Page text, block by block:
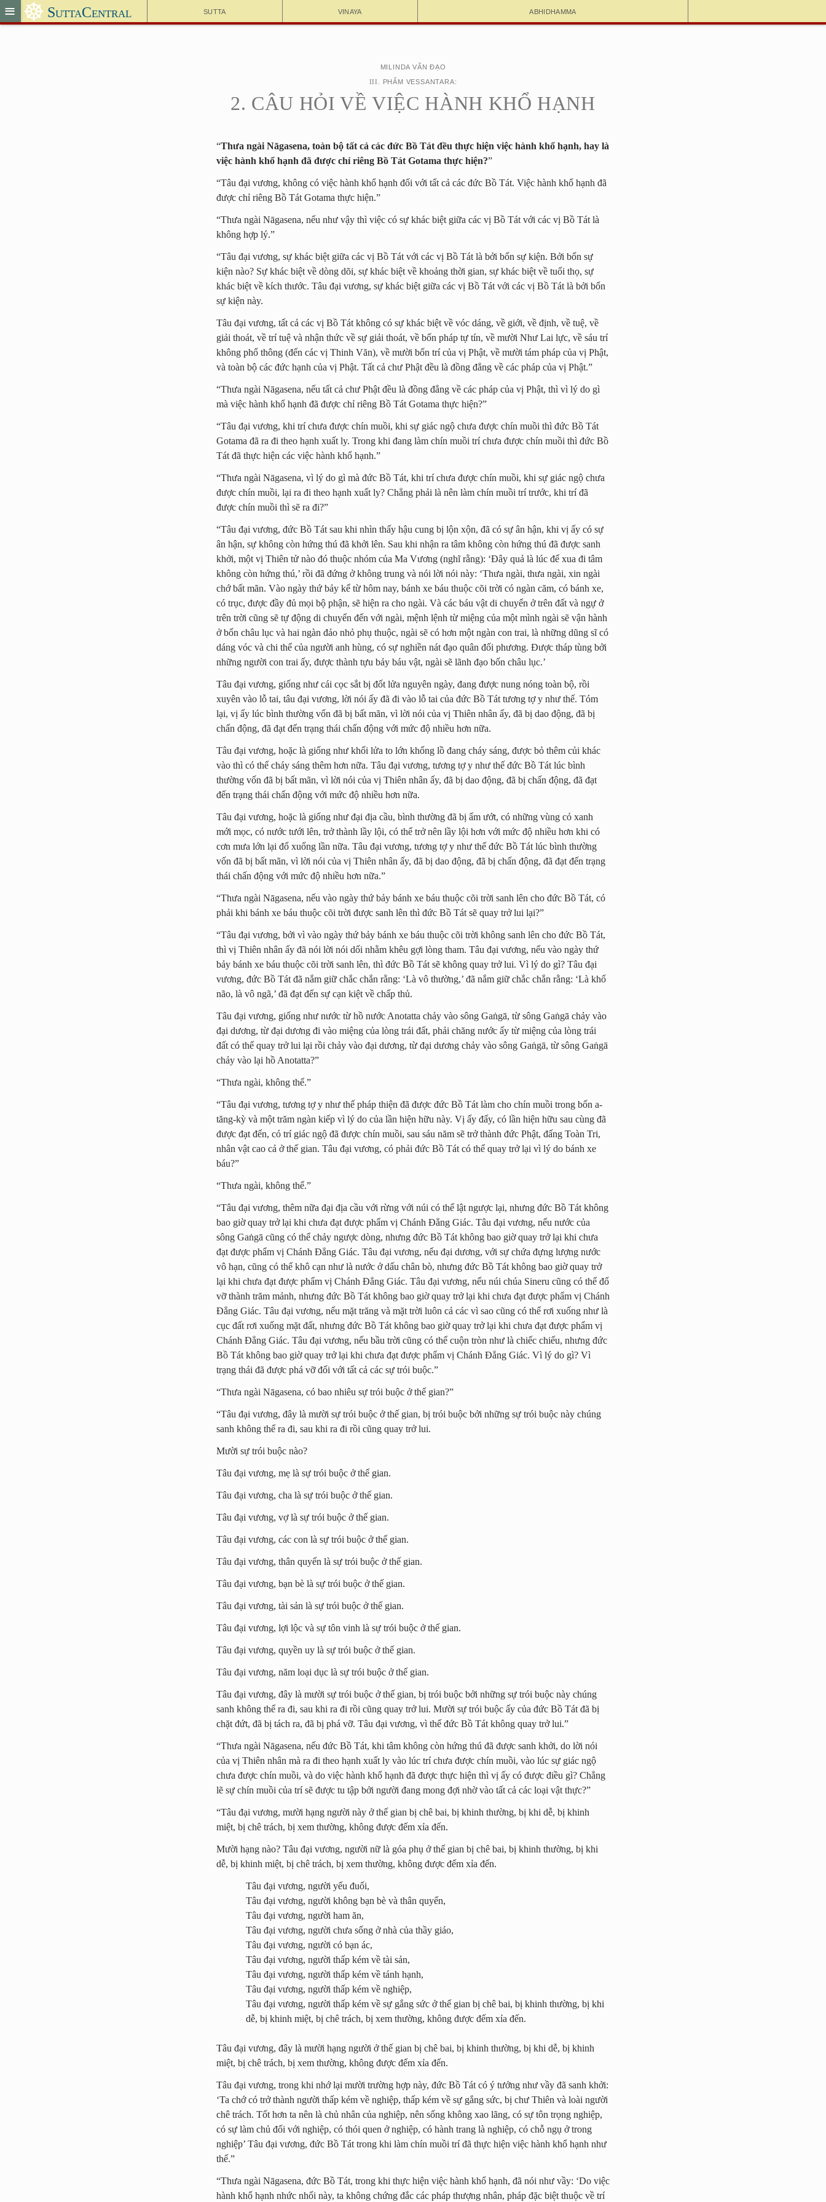
Sutta Vinaya Abhidhamma
≡ ☸ SuttaCentral
MILINDA VẤN ĐẠO
III
. PHẨM VESSANTARA:
2. CÂU HỎI VỀ VIỆC HÀNH KHỔ HẠNH
“Thưa ngài Nāgasena, toàn bộ tất cả các đức Bồ Tát đều thực hiện việc hành khổ hạnh, hay là
việc hành khổ hạnh đã được chỉ riêng Bồ Tát Gotama thực hiện?”
“Tâu đại vương, không có việc hành khổ hạnh đối với tất cả các đức Bồ Tát. Việc hành khổ hạnh đã
được chỉ riêng Bồ Tát Gotama thực hiện.”
“Thưa ngài Nāgasena, nếu như vậy thì việc có sự khác biệt giữa các vị Bồ Tát với các vị Bồ Tát là
không hợp lý.”
“Tâu đại vương, sự khác biệt giữa các vị Bồ Tát với các vị Bồ Tát là bởi bốn sự kiện. Bởi bốn sự
kiện nào? Sự khác biệt về dòng dõi, sự khác biệt về khoảng thời gian, sự khác biệt về tuổi thọ, sự
khác biệt về kích thước. Tâu đại vương, sự khác biệt giữa các vị Bồ Tát với các vị Bồ Tát là bởi bốn
sự kiện này.
Tâu đại vương, tất cả các vị Bồ Tát không có sự khác biệt về vóc dáng, về giới, về định, về tuệ, về
giải thoát, về trí tuệ và nhận thức về sự giải thoát, về bốn pháp tự tín, về mười Như Lai lực, về sáu trí
không phổ thông (đến các vị Thinh Văn), về mười bốn trí của vị Phật, về mười tám pháp của vị Phật,
và toàn bộ các đức hạnh của vị Phật. Tất cả chư Phật đều là đồng đẳng về các pháp của vị Phật.”
“Thưa ngài Nāgasena, nếu tất cả chư Phật đều là đồng đẳng về các pháp của vị Phật, thì vì lý do gì
mà việc hành khổ hạnh đã được chỉ riêng Bồ Tát Gotama thực hiện?”
“Tâu đại vương, khi trí chưa được chín muồi, khi sự giác ngộ chưa được chín muồi thì đức Bồ Tát
Gotama đã ra đi theo hạnh xuất ly. Trong khi đang làm chín muồi trí chưa được chín muồi thì đức Bồ
Tát đã thực hiện các việc hành khổ hạnh.”
“Thưa ngài Nāgasena, vì lý do gì mà đức Bồ Tát, khi trí chưa được chín muồi, khi sự giác ngộ chưa
được chín muồi, lại ra đi theo hạnh xuất ly? Chẳng phải là nên làm chín muồi trí trước, khi trí đã
được chín muồi thì sẽ ra đi?”
“Tâu đại vương, đức Bồ Tát sau khi nhìn thấy hậu cung bị lộn xộn, đã có sự ân hận, khi vị ấy có sự
ân hận, sự không còn hứng thú đã khởi lên. Sau khi nhận ra tâm không còn hứng thú đã được sanh
khởi, một vị Thiên tử nào đó thuộc nhóm của Ma Vương (nghĩ rằng): ‘Đây quả là lúc để xua đi tâm
không còn hứng thú,’ rồi đã đứng ở không trung và nói lời nói này: ‘Thưa ngài, thưa ngài, xin ngài
chớ bất mãn. Vào ngày thứ bảy kể từ hôm nay, bánh xe báu thuộc cõi trời có ngàn căm, có bánh xe,
có trục, được đầy đủ mọi bộ phận, sẽ hiện ra cho ngài. Và các báu vật di chuyển ở trên đất và ngự ở
trên trời cũng sẽ tự động di chuyển đến với ngài, mệnh lệnh từ miệng của một mình ngài sẽ vận hành
ở bốn châu lục và hai ngàn đảo nhỏ phụ thuộc, ngài sẽ có hơn một ngàn con trai, là những dũng sĩ có
dáng vóc và chi thể của người anh hùng, có sự nghiền nát đạo quân đối phương. Được tháp tùng bởi
những người con trai ấy, được thành tựu bảy báu vật, ngài sẽ lãnh đạo bốn châu lục.’
Tâu đại vương, giống như cái cọc sắt bị đốt lửa nguyên ngày, đang được nung nóng toàn bộ, rồi
xuyên vào lỗ tai, tâu đại vương, lời nói ấy đã đi vào lỗ tai của đức Bồ Tát tương tợ y như thế. Tóm
lại, vị ấy lúc bình thường vốn đã bị bất mãn, vì lời nói của vị Thiên nhân ấy, đã bị dao động, đã bị
chấn động, đã đạt đến trạng thái chấn động với mức độ nhiều hơn nữa.
Tâu đại vương, hoặc là giống như khối lửa to lớn khổng lồ đang cháy sáng, được bỏ thêm củi khác
vào thì có thể cháy sáng thêm hơn nữa. Tâu đại vương, tương tợ y như thế đức Bồ Tát lúc bình
thường vốn đã bị bất mãn, vì lời nói của vị Thiên nhân ấy, đã bị dao động, đã bị chấn động, đã đạt
đến trạng thái chấn động với mức độ nhiều hơn nữa.
Tâu đại vương, hoặc là giống như đại địa cầu, bình thường đã bị ẩm ướt, có những vùng cỏ xanh
mới mọc, có nước tưới lên, trở thành lầy lội, có thể trở nên lầy lội hơn với mức độ nhiều hơn khi có
cơn mưa lớn lại đổ xuống lần nữa. Tâu đại vương, tương tợ y như thế đức Bồ Tát lúc bình thường
vốn đã bị bất mãn, vì lời nói của vị Thiên nhân ấy, đã bị dao động, đã bị chấn động, đã đạt đến trạng
thái chấn động với mức độ nhiều hơn nữa.”
“Thưa ngài Nāgasena, nếu vào ngày thứ bảy bánh xe báu thuộc cõi trời sanh lên cho đức Bồ Tát, có
phải khi bánh xe báu thuộc cõi trời được sanh lên thì đức Bồ Tát sẽ quay trở lui lại?”
“Tâu đại vương, bởi vì vào ngày thứ bảy bánh xe báu thuộc cõi trời không sanh lên cho đức Bồ Tát,
thì vị Thiên nhân ấy đã nói lời nói dối nhằm khêu gợi lòng tham. Tâu đại vương, nếu vào ngày thứ
bảy bánh xe báu thuộc cõi trời sanh lên, thì đức Bồ Tát sẽ không quay trở lui. Vì lý do gì? Tâu đại
vương, đức Bồ Tát đã nắm giữ chắc chắn rằng: ‘Là vô thường,’ đã nắm giữ chắc chắn rằng: ‘Là khổ
não, là vô ngã,’ đã đạt đến sự cạn kiệt về chấp thủ.
Tâu đại vương, giống như nước từ hồ nước Anotatta chảy vào sông Gaṅgā, từ sông Gaṅgā chảy vào
đại dương, từ đại dương đi vào miệng của lòng trái đất, phải chăng nước ấy từ miệng của lòng trái
đất có thể quay trở lui lại rồi chảy vào đại dương, từ đại dương chảy vào sông Gaṅgā, từ sông Gaṅgā
chảy vào lại hồ Anotatta?”
“Thưa ngài, không thể.”
“Tâu đại vương, tương tợ y như thế pháp thiện đã được đức Bồ Tát làm cho chín muồi trong bốn a-
tăng-kỳ và một trăm ngàn kiếp vì lý do của lần hiện hữu này. Vị ấy đấy, có lần hiện hữu sau cùng đã
được đạt đến, có trí giác ngộ đã được chín muồi, sau sáu năm sẽ trở thành đức Phật, đấng Toàn Tri,
nhân vật cao cả ở thế gian. Tâu đại vương, có phải đức Bồ Tát có thể quay trở lại vì lý do bánh xe
báu?”
“Thưa ngài, không thể.”
“Tâu đại vương, thêm nữa đại địa cầu với rừng với núi có thể lật ngược lại, nhưng đức Bồ Tát không
bao giờ quay trở lại khi chưa đạt được phẩm vị Chánh Đẳng Giác. Tâu đại vương, nếu nước của
sông Gaṅgā cũng có thể chảy ngược dòng, nhưng đức Bồ Tát không bao giờ quay trở lại khi chưa
đạt được phẩm vị Chánh Đẳng Giác. Tâu đại vương, nếu đại dương, với sự chứa đựng lượng nước
vô hạn, cũng có thể khô cạn như là nước ở dấu chân bò, nhưng đức Bồ Tát không bao giờ quay trở
lại khi chưa đạt được phẩm vị Chánh Đẳng Giác. Tâu đại vương, nếu núi chúa Sineru cũng có thể đổ
vỡ thành trăm mảnh, nhưng đức Bồ Tát không bao giờ quay trở lại khi chưa đạt được phẩm vị Chánh
Đẳng Giác. Tâu đại vương, nếu mặt trăng và mặt trời luôn cả các vì sao cũng có thể rơi xuống như là
cục đất rơi xuống mặt đất, nhưng đức Bồ Tát không bao giờ quay trở lại khi chưa đạt được phẩm vị
Chánh Đẳng Giác. Tâu đại vương, nếu bầu trời cũng có thể cuộn tròn như là chiếc chiếu, nhưng đức
Bồ Tát không bao giờ quay trở lại khi chưa đạt được phẩm vị Chánh Đẳng Giác. Vì lý do gì? Vì
trạng thái đã được phá vỡ đối với tất cả các sự trói buộc.”
“Thưa ngài Nāgasena, có bao nhiêu sự trói buộc ở thế gian?”
“Tâu đại vương, đây là mười sự trói buộc ở thế gian, bị trói buộc bởi những sự trói buộc này chúng
sanh không thể ra đi, sau khi ra đi rồi cũng quay trở lui.
Mười sự trói buộc nào?
Tâu đại vương, mẹ là sự trói buộc ở thế gian.
Tâu đại vương, cha là sự trói buộc ở thế gian.
Tâu đại vương, vợ là sự trói buộc ở thế gian.
Tâu đại vương, các con là sự trói buộc ở thế gian.
Tâu đại vương, thân quyến là sự trói buộc ở thế gian.
Tâu đại vương, bạn bè là sự trói buộc ở thế gian.
Tâu đại vương, tài sản là sự trói buộc ở thế gian.
Tâu đại vương, lợi lộc và sự tôn vinh là sự trói buộc ở thế gian.
Tâu đại vương, quyền uy là sự trói buộc ở thế gian.
Tâu đại vương, năm loại dục là sự trói buộc ở thế gian.
Tâu đại vương, đây là mười sự trói buộc ở thế gian, bị trói buộc bởi những sự trói buộc này chúng
sanh không thể ra đi, sau khi ra đi rồi cũng quay trở lui. Mười sự trói buộc ấy của đức Bồ Tát đã bị
chặt đứt, đã bị tách ra, đã bị phá vỡ. Tâu đại vương, vì thế đức Bồ Tát không quay trở lui.”
“Thưa ngài Nāgasena, nếu đức Bồ Tát, khi tâm không còn hứng thú đã được sanh khởi, do lời nói
của vị Thiên nhân mà ra đi theo hạnh xuất ly vào lúc trí chưa được chín muồi, vào lúc sự giác ngộ
chưa được chín muồi, và do việc hành khổ hạnh đã được thực hiện thì vị ấy có được điều gì? Chẳng
lẽ sự chín muồi của trí sẽ được tu tập bởi người đang mong đợi nhờ vào tất cả các loại vật thực?”
“Tâu đại vương, mười hạng người này ở thế gian bị chê bai, bị khinh thường, bị khi dễ, bị khinh
miệt, bị chê trách, bị xem thường, không được đếm xỉa đến.
Mười hạng nào? Tâu đại vương, người nữ là góa phụ ở thế gian bị chê bai, bị khinh thường, bị khi
dễ, bị khinh miệt, bị chê trách, bị xem thường, không được đếm xỉa đến.
Tâu đại vương, người yếu đuối,
Tâu đại vương, người không bạn bè và thân quyến,
Tâu đại vương, người ham ăn,
Tâu đại vương, người chưa sống ở nhà của thầy giáo,
Tâu đại vương, người có bạn ác,
Tâu đại vương, người thấp kém về tài sản,
Tâu đại vương, người thấp kém về tánh hạnh,
Tâu đại vương, người thấp kém về nghiệp,
Tâu đại vương, người thấp kém về sự gắng sức ở thế gian bị chê bai, bị khinh thường, bị khi
dễ, bị khinh miệt, bị chê trách, bị xem thường, không được đếm xỉa đến.
Tâu đại vương, đây là mười hạng người ở thế gian bị chê bai, bị khinh thường, bị khi dễ, bị khinh
miệt, bị chê trách, bị xem thường, không được đếm xỉa đến.
Tâu đại vương, trong khi nhớ lại mười trường hợp này, đức Bồ Tát có ý tưởng như vầy đã sanh khởi:
‘Ta chớ có trở thành người thấp kém về nghiệp, thấp kém về sự gắng sức, bị chư Thiên và loài người
chê trách. Tốt hơn ta nên là chủ nhân của nghiệp, nên sống không xao lãng, có sự tôn trọng nghiệp,
có sự làm chủ đối với nghiệp, có thói quen ở nghiệp, có hành trang là nghiệp, có chỗ ngụ ở trong
nghiệp’ Tâu đại vương, đức Bồ Tát trong khi làm chín muồi trí đã thực hiện việc hành khổ hạnh như
thế.”
“Thưa ngài Nāgasena, đức Bồ Tát, trong khi thực hiện việc hành khổ hạnh, đã nói như vầy: ‘Do việc
hành khổ hạnh nhức nhối này, ta không chứng đắc các pháp thượng nhân, pháp đặc biệt thuộc về trí